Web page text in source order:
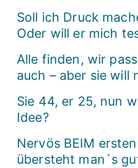
Soll ich Druck
Oder will er mich
Alle finden, wir
auch – aber sie will
Sie 44, er 25, nun
Idee?
Nervös BEIM
übersteht man´s